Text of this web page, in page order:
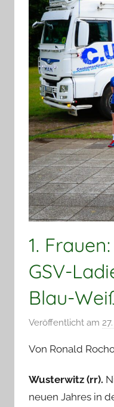
1.
GSV-
Blau-
Veröffentlicht am
Von Ronald
Wusterwitz (rr).
neuen Jahres in